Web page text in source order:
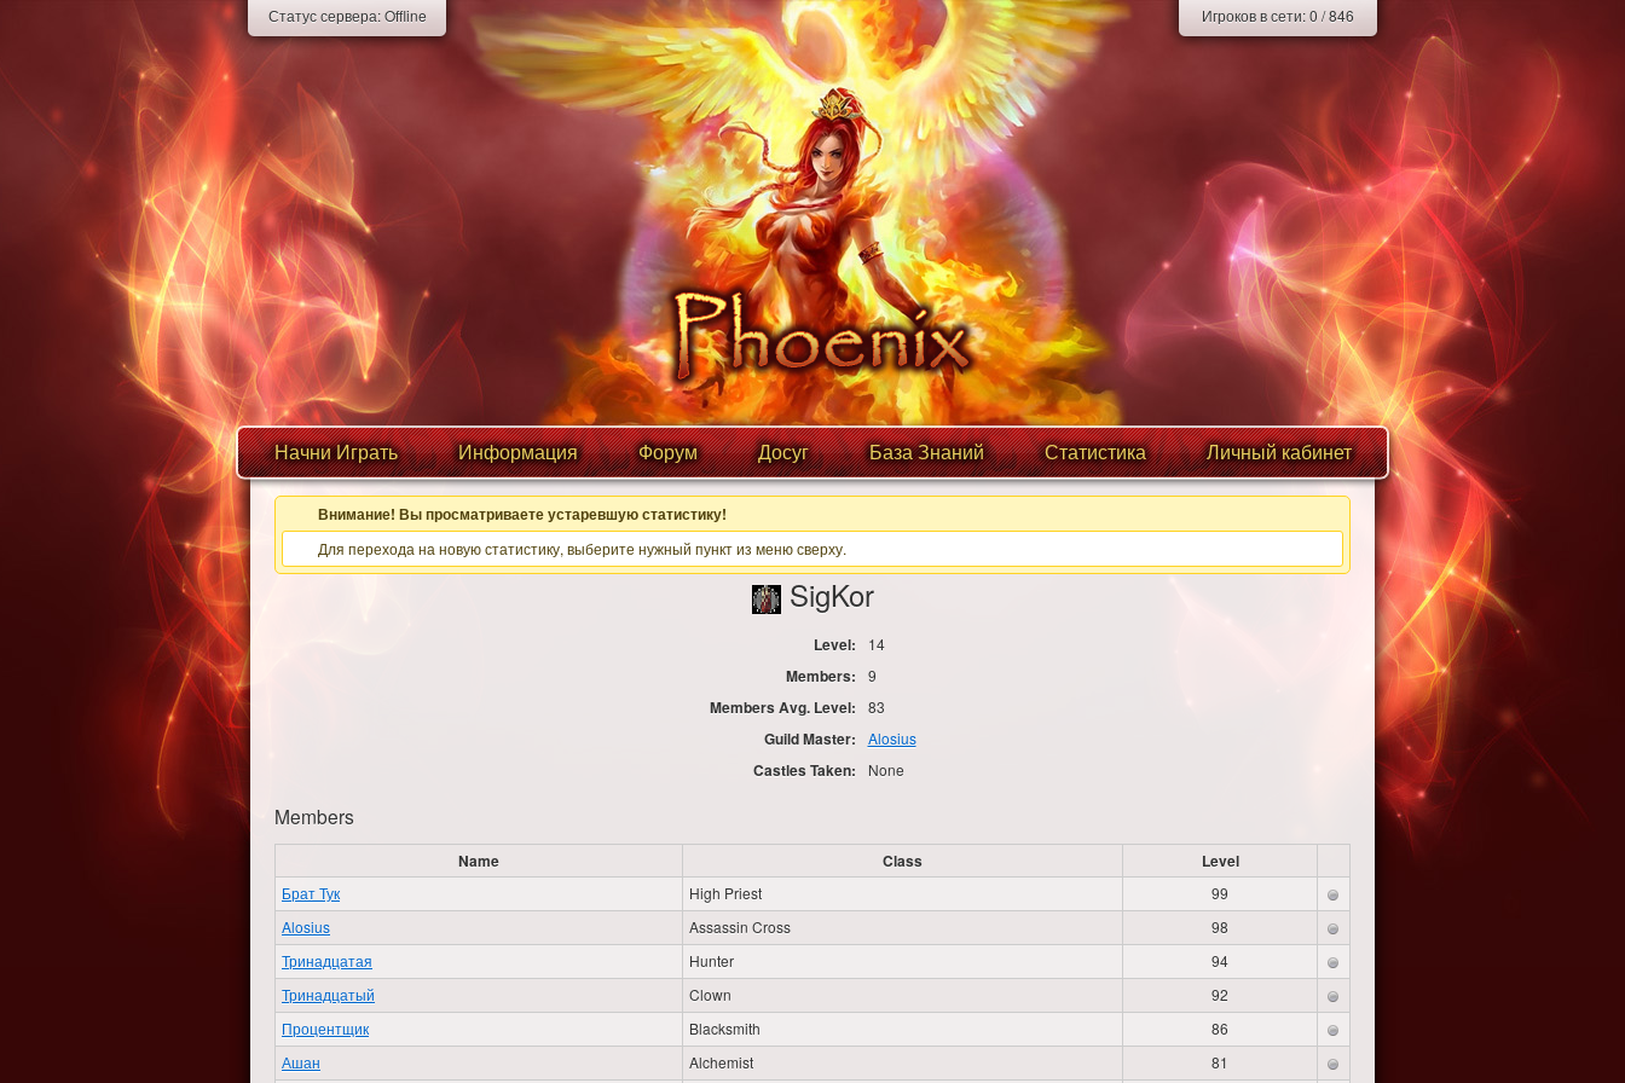
Статус сервера:Offline Игроков в сети:0 /846
Начни Играть Информация Форум Досуг База Знаний Статистика Личный кабинет
Внимание! Вы просматриваете устаревшую статистику!
Для перехода на новую статистику, выберите нужный пункт из меню сверху.
SigKor
Level: 14
Members: 9
Members Avg. Level: 83
Guild Master: Alosius
Castles Taken: None
Members
Name Class Level
Брат Тук High Priest
99
Alosius
Assassin Cross
98
Тринадцатая
Hunter
94
Тринадцатый
Clown
92
Процентщик
Blacksmith
86
Ашан
Alchemist 81